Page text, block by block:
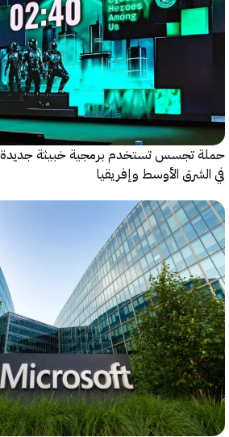
تجسس تستخدم برمجية خبيثة جديدة
الأوسط وإفريقيا